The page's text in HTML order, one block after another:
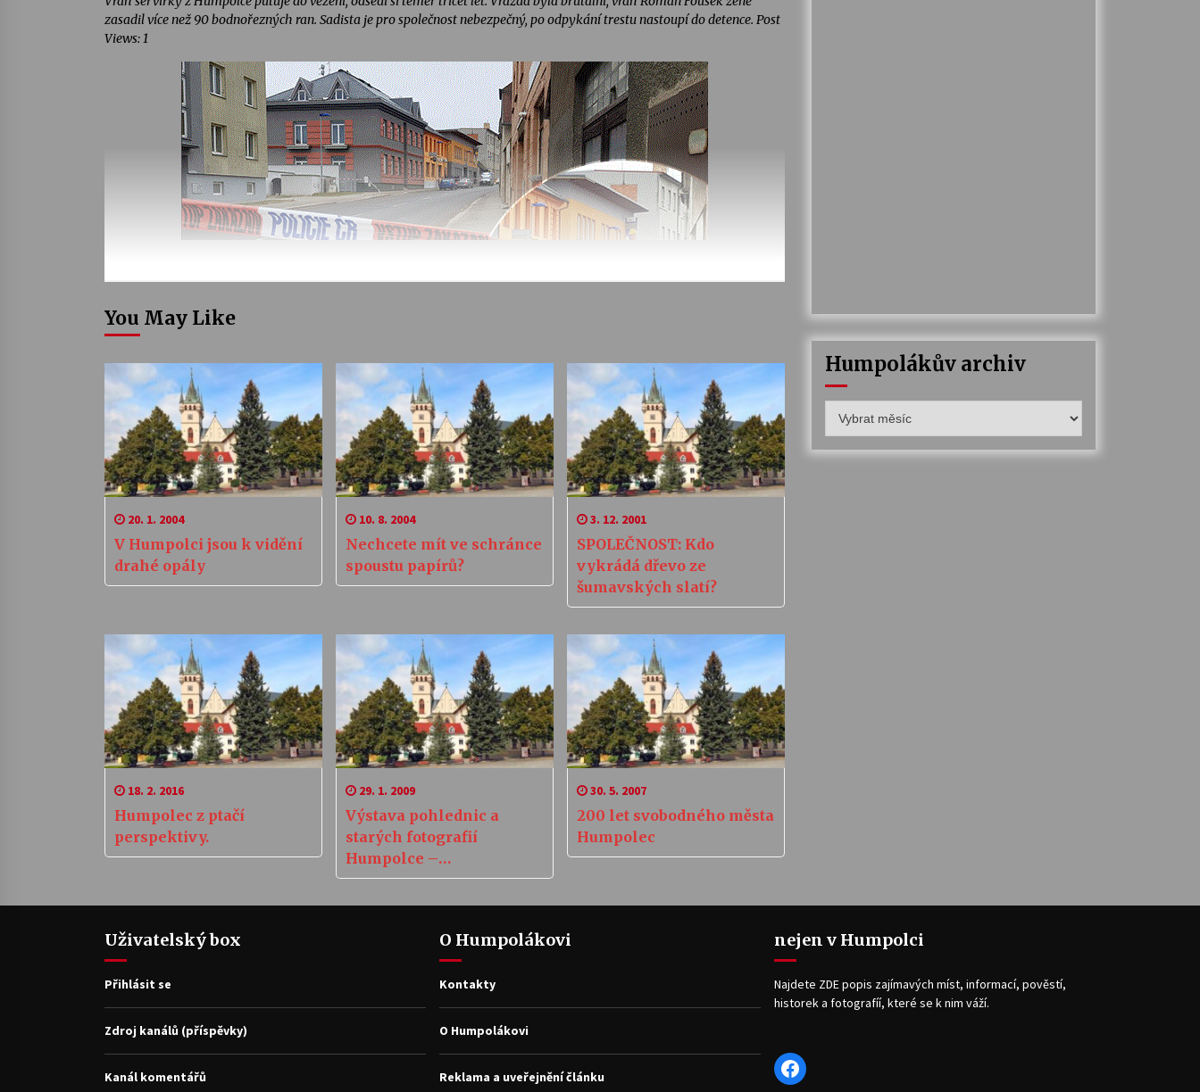
zasadil více než 90 bodnořezných ran. Sadista je pro společnost nebezpečný, po odpykání trestu nastoupí do detence. Post
Views: 1
You May Like
20. 1. 2004
V Humpolci jsou k vidění
drahé opály
10. 8. 2004
Nechcete mít ve schránce
spoustu papírů?
3. 12. 2001
SPOLEČNOST: Kdo
vykrádá dřevo ze
šumavských slatí?
18. 2. 2016
Humpolec z ptačí
perspektivy.
29. 1. 2009
Výstava pohlednic a
starých fotografií
Humpolce –
NEPŘEHLÉDNĚTE!
30. 5. 2007
200 let svobodného města
Humpolec
Humpolákův archiv
archiv
Uživatelský box
Přihlásit se
Zdroj kanálů (příspěvky)
Kanál komentářů
O Humpolákovi
Kontakty
O Humpolákovi
Reklama a uveřejnění článku
nejen v Humpolci
Najdete ZDE popis zajímavých míst, informací, pověstí,
historek a fotografíí, které se k nim váží.
Facebook